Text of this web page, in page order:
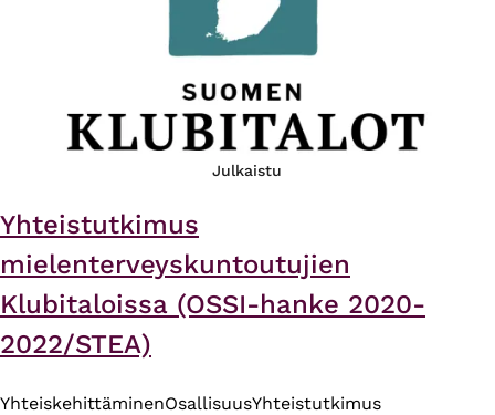
Julkaistu
Yhteistutkimus
mielenterveyskuntoutujien
Klubitaloissa (OSSI-hanke 2020-
2022/STEA)
YhteiskehittäminenOsallisuusYhteistutkimus